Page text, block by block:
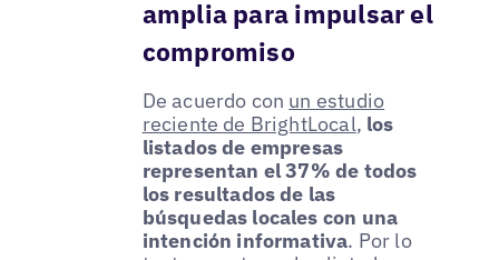
amplia para impulsar el
compromiso
De acuerdo con un estudio
reciente de BrightLocal, los
listados de empresas
representan el 37% de todos
los resultados de las
búsquedas locales con una
intención informativa. Por lo